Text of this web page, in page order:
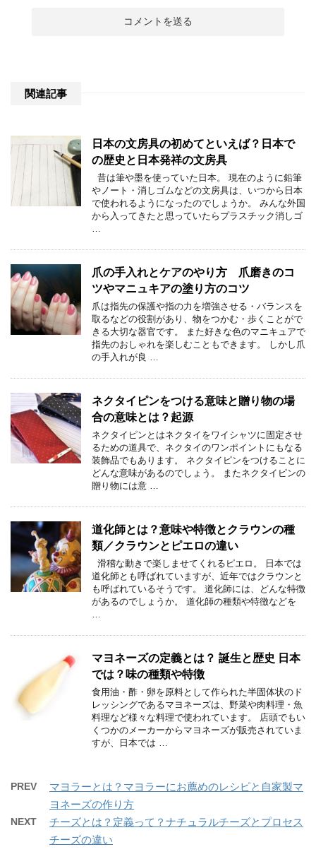
関連記事
日本の文房具の初めてといえば？日本で
の歴史と日本発祥の文房具
昔は筆や墨を使っていた日本。 現在のように鉛筆
やノート・消しゴムなどの文房具は、いつから日本
で使われるようになったのでしょうか。 みんな外国
から入ってきたと思っていたらプラスチック消しゴ
…
爪の手入れとケアのやり方 爪磨きのコ
ツやマニュキアの塗り方のコツ
爪は指先の保護や指の力を増強させる・バランスを
取るなどの役割があり、物をつかむ・歩くことがで
きる大切な器官です。 また好きな色のマニキュアで
指先のおしゃれを楽しむこともできます。 しかし爪
の手入れが良 …
ネクタイピンをつける意味と贈り物の場
合の意味とは？起源
ネクタイピンとはネクタイをワイシャツに固定させ
るための道具で、ネクタイのワンポイントにもなる
装飾品でもあります。 ネクタイピンをつけることに
どんな意味があるのでしょう。 またネクタイピンの
贈り物には意 …
道化師とは？意味や特徴とクラウンの種
類／クラウンとピエロの違い
滑稽な動きで楽しませてくれるピエロ。 日本では
道化師とも呼ばれていますが、近年ではクラウンと
も呼ばれているそうです。 道化師には、どんな特徴
があるのでしょうか。 道化師の種類や特徴などを
…
マヨネーズの定義とは？ 誕生と歴史 日本
では？味の種類や特徴
食用油・酢・卵を原料として作られた半固体状のド
レッシングであるマヨネーズは、野菜や肉料理・魚
料理など様々な料理で使われています。 店頭でもい
くつかのメーカーからマヨネーズが販売されていま
すが、日本では …
PREV
マヨラーとは？マヨラーにお薦めのレシピと自家製マ
ヨネーズの作り方
NEXT
チーズとは？定義って？ナチュラルチーズとプロセス
チーズの違い